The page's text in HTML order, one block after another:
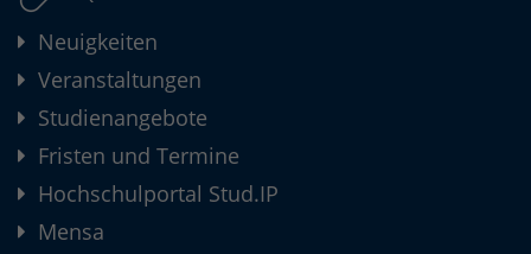
Neuigkeiten
Veranstaltungen
Studienangebote
Fristen und Termine
Hochschulportal Stud.IP
Mensa